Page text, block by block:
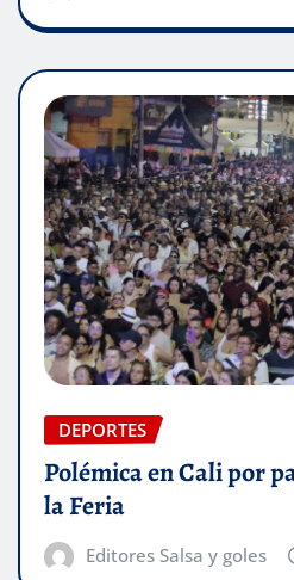
DEPORTES
Polémica en Cali por
la Feria
Editores Salsa y goles